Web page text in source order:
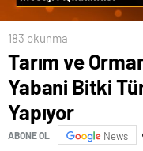
183 okunma
Tarım ve
Yabani Bitki
Yapıyor
ABONE OL News